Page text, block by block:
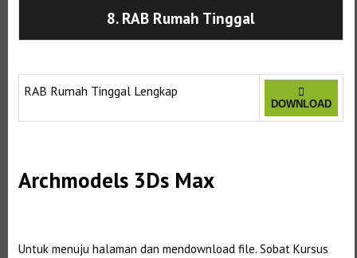
8. RAB Rumah Tinggal
RAB Rumah Tinggal Lengkap
DOWNLOAD
Archmodels 3Ds Max
Untuk menuju halaman dan mendownload file. Sobat Kursus